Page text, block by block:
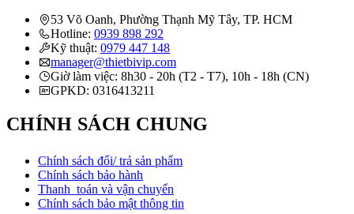
53 Võ Oanh, Phường Thạnh Mỹ Tây, TP. HCM
Hotline: 0939 898 292
Kỹ thuật: 0979 447 148
manager@thietbivip.com
Giờ làm việc: 8h30 - 20h (T2 - T7), 10h - 18h (CN)
GPKD: 0316413211
CHÍNH SÁCH CHUNG
Chính sách đổi/ trả sản phẩm
Chính sách bảo hành
Thanh toán và vận chuyển
Chính sách bảo mật thông tin